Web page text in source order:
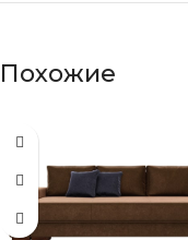
Похожие